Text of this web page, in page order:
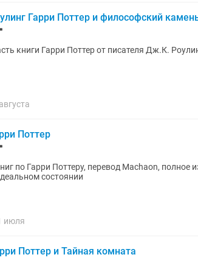
Гарри Поттер и философский
книги Гарри Поттер от писателя Дж.К.
Поттер
по Гарри Поттеру, перевод Machaon, полное
состоянии
июля
Поттер и Тайная комната